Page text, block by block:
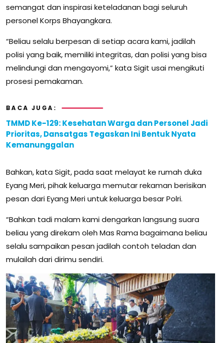
semangat dan inspirasi keteladanan bagi seluruh
personel Korps Bhayangkara.
“Beliau selalu berpesan di setiap acara kami, jadilah
polisi yang baik, memiliki integritas, dan polisi yang bisa
melindungi dan mengayomi,” kata Sigit usai mengikuti
prosesi pemakaman.
BACA JUGA:
TMMD Ke-129: Kesehatan Warga dan Personel Jadi
Prioritas, Dansatgas Tegaskan Ini Bentuk Nyata
Kemanunggalan
Bahkan, kata Sigit, pada saat melayat ke rumah duka
Eyang Meri, pihak keluarga memutar rekaman berisikan
pesan dari Eyang Meri untuk keluarga besar Polri.
“Bahkan tadi malam kami dengarkan langsung suara
beliau yang direkam oleh Mas Rama bagaimana beliau
selalu sampaikan pesan jadilah contoh teladan dan
mulailah dari dirimu sendiri.